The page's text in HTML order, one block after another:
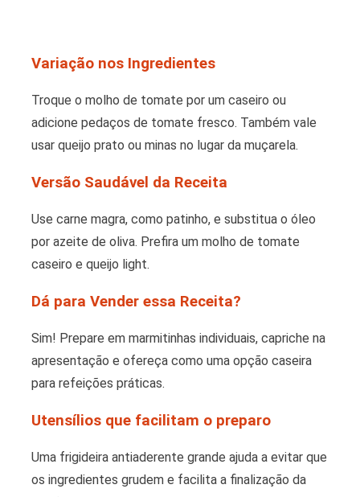
Variação nos Ingredientes
Troque o molho de tomate por um caseiro ou
adicione pedaços de tomate fresco. Também vale
usar queijo prato ou minas no lugar da muçarela.
Versão Saudável da Receita
Use carne magra, como patinho, e substitua o óleo
por azeite de oliva. Prefira um molho de tomate
caseiro e queijo light.
Dá para Vender essa Receita?
Sim! Prepare em marmitinhas individuais, capriche na
apresentação e ofereça como uma opção caseira
para refeições práticas.
Utensílios que facilitam o preparo
Uma frigideira antiaderente grande ajuda a evitar que
os ingredientes grudem e facilita a finalização da